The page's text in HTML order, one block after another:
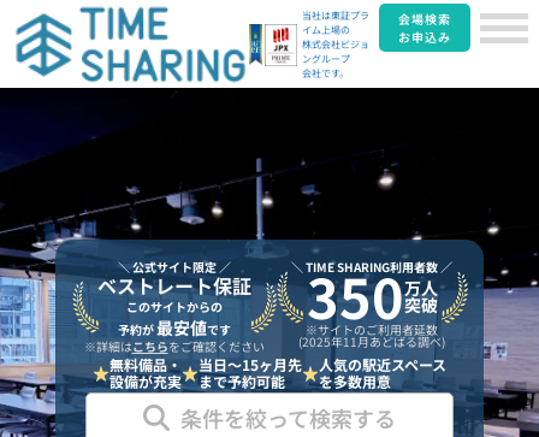
当社は東証プラ
イム上場の
株式会社ビジョ
ングループ
会社です。
会場検索
お申込み
＼ 公式サイト限定 ／
ベストレート保証
このサイトからの
予約が最安値です
※詳細はこちらをご確認ください
＼ TIME SHARING利用者数 ／
350万人
突破
※サイトのご利用者延数
(2025年11月あどばる調べ)
無料備品・
設備が充実
当日〜15ヶ月先
まで予約可能
人気の駅近スペース
を多数用意
条件を絞って検索する